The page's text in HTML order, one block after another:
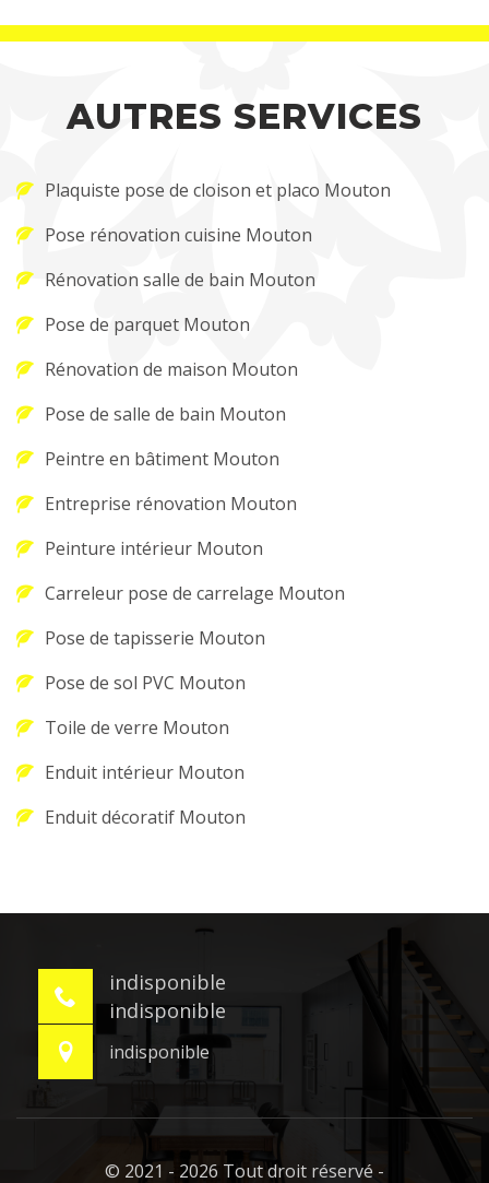
AUTRES SERVICES
Plaquiste pose de cloison et placo Mouton
Pose rénovation cuisine Mouton
Rénovation salle de bain Mouton
Pose de parquet Mouton
Rénovation de maison Mouton
Pose de salle de bain Mouton
Peintre en bâtiment Mouton
Entreprise rénovation Mouton
Peinture intérieur Mouton
Carreleur pose de carrelage Mouton
Pose de tapisserie Mouton
Pose de sol PVC Mouton
Toile de verre Mouton
Enduit intérieur Mouton
Enduit décoratif Mouton
indisponible
indisponible
indisponible
© 2021 - 2026 Tout droit réservé -